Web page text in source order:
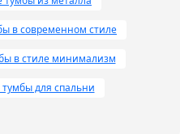
(2005) стало
будь то
или
в современном стиле
в стиле минимализм
для спальни